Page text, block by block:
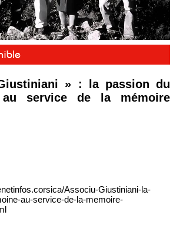
» : la passion du
au service de la mémoire
Associu-Giustiniani-la-
au-service-de-la-memoire-